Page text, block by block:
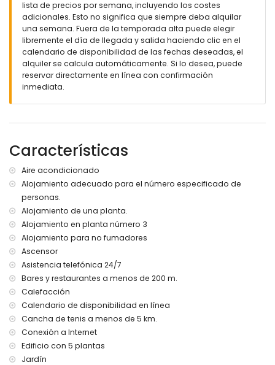
Más información
pueblo más cercano: Calpe (a menos de 50 metros del
apartamento)
playa más cercana: Los Pinos (a menos de 200 metros del
apartamento)
aeropuerto más cercano: El Altet (Alicante) (a menos de 100
kilómetros del apartamento)
transporte público cercano: autobús a menos de 200
no se permite fumar
no se permiten mascotas
El edificio donde se encuentra el alojamiento cuenta con
ascensor.
El alojamiento es muy adecuado para familias con niños.
Servicios e instalaciones incluidos en el precio del alquiler
del apartamento
internet (WiFi)
plancha y tabla de planchar
ropa de cama y toallas
servicio de emergencia 24 horas
Servicios e instalaciones con cargo adicional
calefacción central
cama/cuna para niños (bajo demanda)
Entretenimiento y actividades de ocio para sus vacaciones
en Calpe, Costa Blanca
lista de precios por semana, incluyendo los costes
adicionales. Esto no significa que siempre deba alquilar
una semana. Fuera de la temporada alta puede elegir
libremente el día de llegada y salida haciendo clic en el
calendario de disponibilidad de las fechas deseadas, el
alquiler se calcula automáticamente. Si lo desea, puede
reservar directamente en línea con confirmación
inmediata.
Características
Aire acondicionado
Alojamiento adecuado para el número especificado de
personas.
Alojamiento de una planta.
Alojamiento en planta número 3
Alojamiento para no fumadores
Ascensor
Asistencia telefónica 24/7
Bares y restaurantes a menos de 200 m.
Calefacción
Calendario de disponibilidad en línea
Cancha de tenis a menos de 5 km.
Conexión a Internet
Edificio con 5 plantas
Jardín